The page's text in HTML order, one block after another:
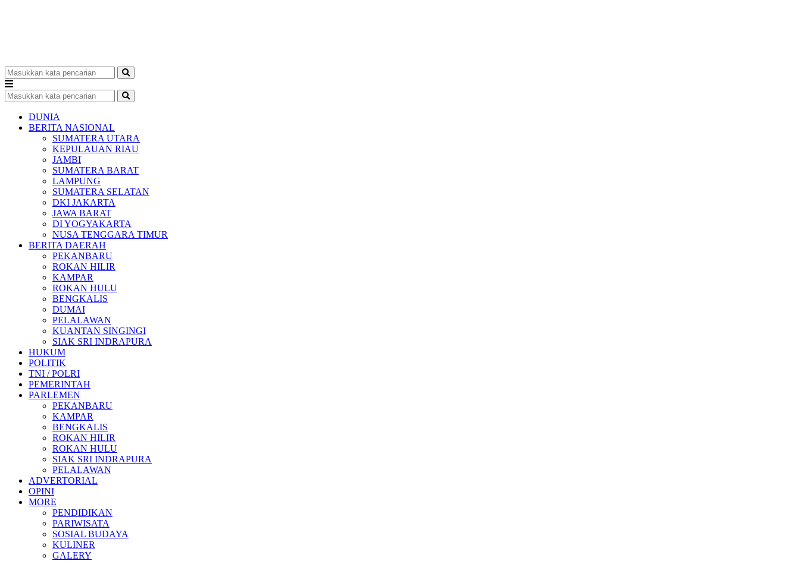
DUNIA
BERITA NASIONAL
SUMATERA UTARA
KEPULAUAN RIAU
JAMBI
SUMATERA BARAT
LAMPUNG
SUMATERA SELATAN
DKI JAKARTA
JAWA BARAT
DI YOGYAKARTA
NUSA TENGGARA TIMUR
BERITA DAERAH
PEKANBARU
ROKAN HILIR
KAMPAR
ROKAN HULU
BENGKALIS
DUMAI
PELALAWAN
KUANTAN SINGINGI
SIAK SRI INDRAPURA
HUKUM
POLITIK
TNI / POLRI
PEMERINTAH
PARLEMEN
PEKANBARU
KAMPAR
BENGKALIS
ROKAN HILIR
ROKAN HULU
SIAK SRI INDRAPURA
PELALAWAN
ADVERTORIAL
OPINI
MORE
PENDIDIKAN
PARIWISATA
SOSIAL BUDAYA
KULINER
GALERY